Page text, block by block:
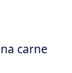
carne